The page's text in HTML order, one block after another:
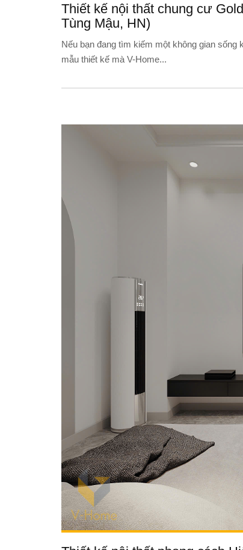
Thiết kế nội thất chung cư
Tùng Mậu, HN)
Nếu bạn đang tìm kiếm một không gian
mẫu thiết kế mà V-Home...